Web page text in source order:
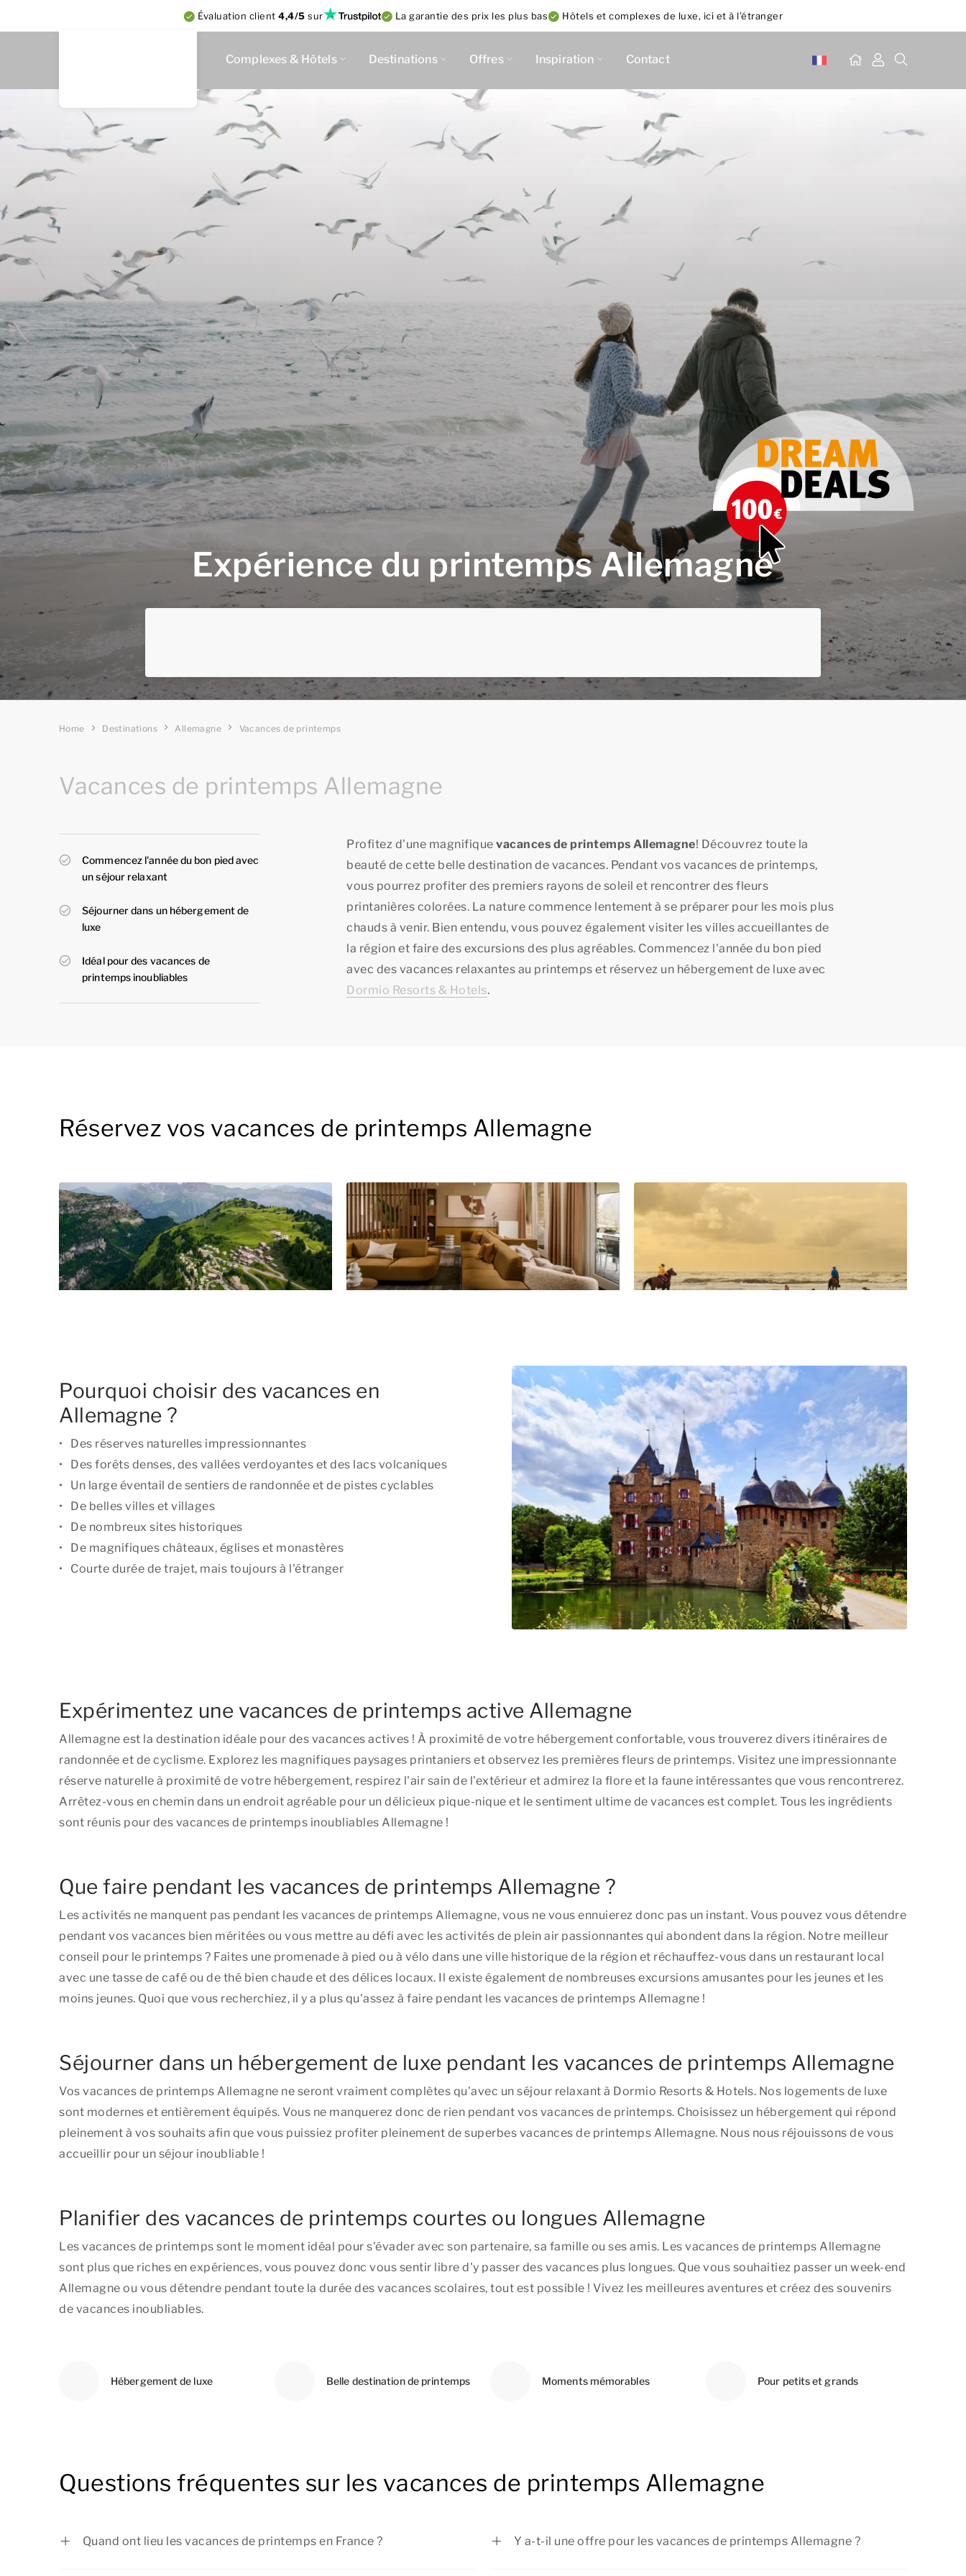
Évaluation client 4,4/5 sur La garantie des prix les plus bas Hôtels et complexes de luxe, ici et à l’étranger
Complexes & Hôtels Destinations Offres Inspiration Contact
Expérience du printemps Allemagne
Home Destinations Allemagne Vacances de printemps
Vacances de printemps Allemagne
Commencez l'année du bon pied avec
un séjour relaxant
Séjourner dans un hébergement de
luxe
Idéal pour des vacances de
printemps inoubliables
Profitez d'une magnifique vacances de printemps Allemagne! Découvrez toute la
beauté de cette belle destination de vacances. Pendant vos vacances de printemps,
vous pourrez profiter des premiers rayons de soleil et rencontrer des fleurs
printanières colorées. La nature commence lentement à se préparer pour les mois plus
chauds à venir. Bien entendu, vous pouvez également visiter les villes accueillantes de
la région et faire des excursions des plus agréables. Commencez l'année du bon pied
avec des vacances relaxantes au printemps et réservez un hébergement de luxe avec
Dormio Resorts & Hotels.
Réservez vos vacances de printemps Allemagne
Pourquoi choisir des vacances en
Allemagne ?
Des réserves naturelles impressionnantes
Des forêts denses, des vallées verdoyantes et des lacs volcaniques
Un large éventail de sentiers de randonnée et de pistes cyclables
De belles villes et villages
De nombreux sites historiques
De magnifiques châteaux, églises et monastères
Courte durée de trajet, mais toujours à l'étranger
Expérimentez une vacances de printemps active Allemagne
Allemagne est la destination idéale pour des vacances actives ! À proximité de votre hébergement confortable, vous trouverez divers itinéraires de
randonnée et de cyclisme. Explorez les magnifiques paysages printaniers et observez les premières fleurs de printemps. Visitez une impressionnante
réserve naturelle à proximité de votre hébergement, respirez l'air sain de l'extérieur et admirez la flore et la faune intéressantes que vous rencontrerez.
Arrêtez-vous en chemin dans un endroit agréable pour un délicieux pique-nique et le sentiment ultime de vacances est complet. Tous les ingrédients
sont réunis pour des vacances de printemps inoubliables Allemagne !
Que faire pendant les vacances de printemps Allemagne ?
Les activités ne manquent pas pendant les vacances de printemps Allemagne, vous ne vous ennuierez donc pas un instant. Vous pouvez vous détendre
pendant vos vacances bien méritées ou vous mettre au défi avec les activités de plein air passionnantes qui abondent dans la région. Notre meilleur
conseil pour le printemps ? Faites une promenade à pied ou à vélo dans une ville historique de la région et réchauffez-vous dans un restaurant local
avec une tasse de café ou de thé bien chaude et des délices locaux. Il existe également de nombreuses excursions amusantes pour les jeunes et les
moins jeunes. Quoi que vous recherchiez, il y a plus qu'assez à faire pendant les vacances de printemps Allemagne !
Séjourner dans un hébergement de luxe pendant les vacances de printemps Allemagne
Vos vacances de printemps Allemagne ne seront vraiment complètes qu'avec un séjour relaxant à Dormio Resorts & Hotels. Nos logements de luxe
sont modernes et entièrement équipés. Vous ne manquerez donc de rien pendant vos vacances de printemps. Choisissez un hébergement qui répond
pleinement à vos souhaits afin que vous puissiez profiter pleinement de superbes vacances de printemps Allemagne. Nous nous réjouissons de vous
accueillir pour un séjour inoubliable !
Planifier des vacances de printemps courtes ou longues Allemagne
Les vacances de printemps sont le moment idéal pour s'évader avec son partenaire, sa famille ou ses amis. Les vacances de printemps Allemagne
sont plus que riches en expériences, vous pouvez donc vous sentir libre d'y passer des vacances plus longues. Que vous souhaitiez passer un week-end
Allemagne ou vous détendre pendant toute la durée des vacances scolaires, tout est possible ! Vivez les meilleures aventures et créez des souvenirs
de vacances inoubliables.
Hébergement de luxe Belle destination de printemps Moments mémorables Pour petits et grands
Questions fréquentes sur les vacances de printemps Allemagne
Quand ont lieu les vacances de printemps en France ?
Y a-t-il une offre pour les vacances de printemps Allemagne ?